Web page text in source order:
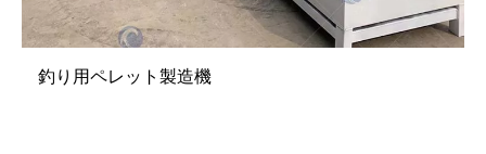
釣り用ペレット製造機